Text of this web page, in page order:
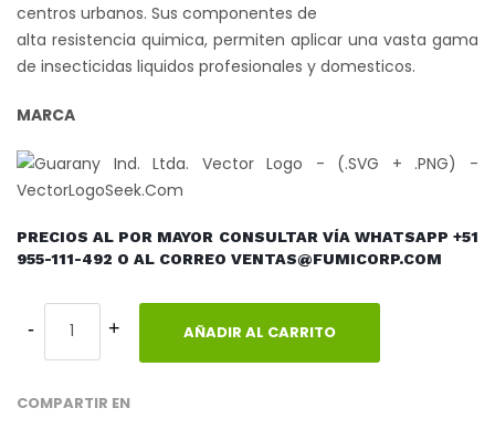
centros urbanos. Sus componentes de
alta resistencia quimica, permiten aplicar una vasta gama
de insecticidas liquidos profesionales y domesticos.
MARCA
PRECIOS AL POR MAYOR CONSULTAR VÍA WHATSAPP +51
955-111-492 O AL CORREO VENTAS@FUMICORP.COM
AÑADIR AL CARRITO
COMPARTIR EN